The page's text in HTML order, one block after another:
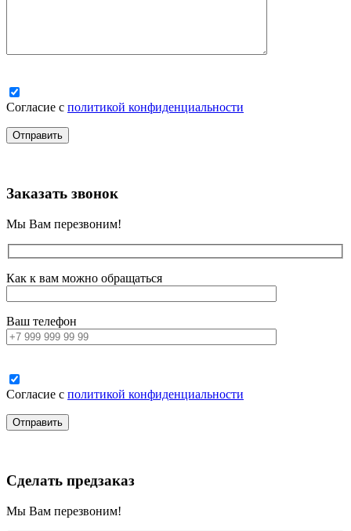
Согласие с политикой конфиденциальности
Заказать звонок
Мы Вам перезвоним!
Как к вам можно обращаться
Ваш телефон
Согласие с политикой конфиденциальности
Сделать предзаказ
Мы Вам перезвоним!